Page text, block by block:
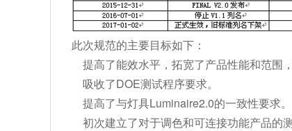
此次规范的主要目标如下：
提高了能效水平，拓宽了产品性能和范围
吸收了DOE测试程序要求。
提高了与灯具Luminaire2.0的一致性要求。
初次建立了对于调色和可连接功能产品的